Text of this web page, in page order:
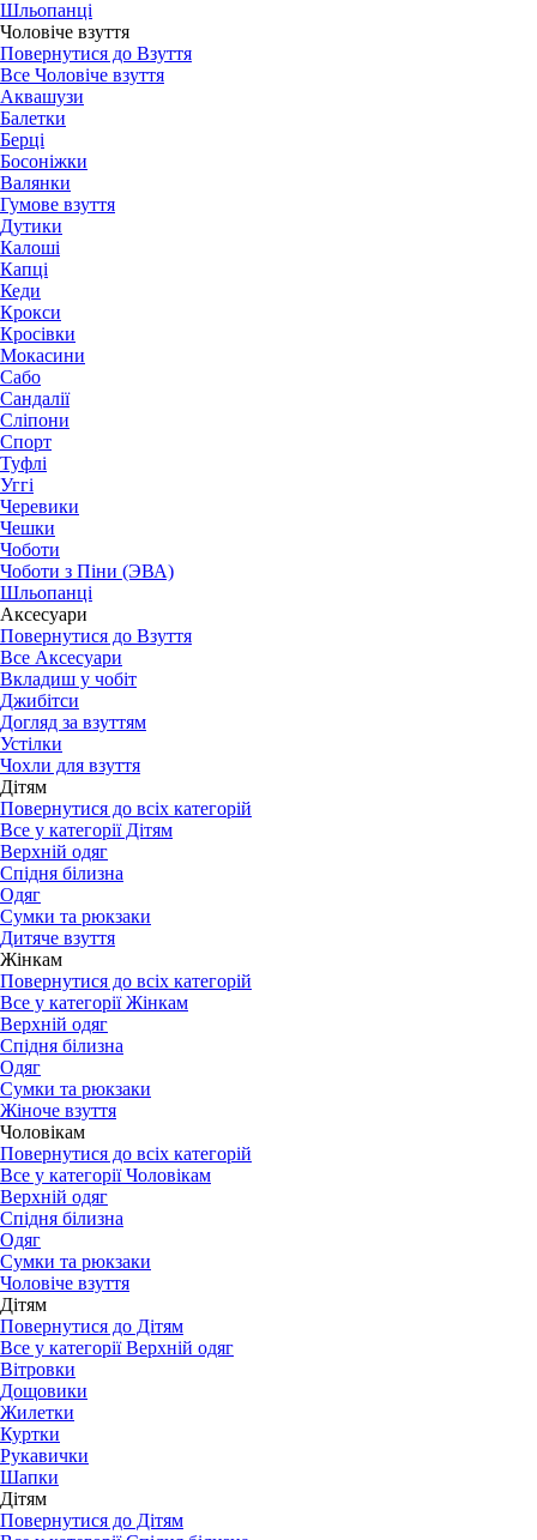
Шльопанці
Чоловіче взуття
Повернутися до Взуття
Все Чоловіче взуття
Аквашузи
Балетки
Берці
Босоніжки
Валянки
Гумове взуття
Дутики
Калоші
Капці
Кеди
Крокси
Кросівки
Мокасини
Сабо
Сандалії
Сліпони
Спорт
Туфлі
Уггі
Черевики
Чешки
Чоботи
Чоботи з Піни (ЭВА)
Шльопанці
Аксесуари
Повернутися до Взуття
Все Аксесуари
Вкладиш у чобіт
Джибітси
Догляд за взуттям
Устілки
Чохли для взуття
Дітям
Повернутися до всіх категорій
Все у категорії Дітям
Верхній одяг
Спідня білизна
Одяг
Сумки та рюкзаки
Дитяче взуття
Жінкам
Повернутися до всіх категорій
Все у категорії Жінкам
Верхній одяг
Спідня білизна
Одяг
Сумки та рюкзаки
Жіноче взуття
Чоловікам
Повернутися до всіх категорій
Все у категорії Чоловікам
Верхній одяг
Спідня білизна
Одяг
Сумки та рюкзаки
Чоловіче взуття
Дітям
Повернутися до Дітям
Все у категорії Верхній одяг
Вітровки
Дощовики
Жилетки
Куртки
Рукавички
Шапки
Дітям
Повернутися до Дітям